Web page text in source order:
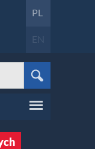
PL
EN